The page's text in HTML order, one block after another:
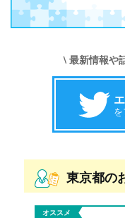
\ 最新情報や
東京都の
オススメ